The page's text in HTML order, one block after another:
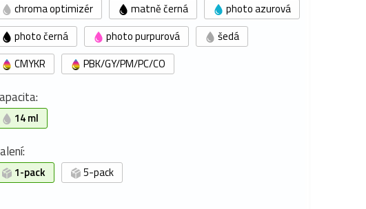
chroma optimizér
matně černá
photo azurová
photo černá
photo purpurová
šedá
CMYKR
PBK/GY/PM/PC/CO
14 ml
1-pack 5-pack